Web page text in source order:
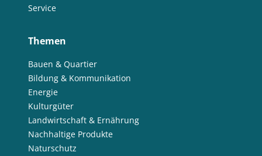
Service
Themen
Bauen & Quartier
Bildung & Kommunikation
Energie
Kulturgüter
Landwirtschaft & Ernährung
Nachhaltige Produkte
Naturschutz